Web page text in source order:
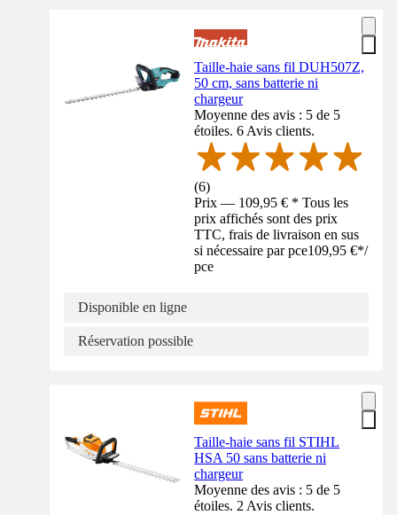
Taille-haie sans fil DUH507Z,
50 cm, sans batterie ni
chargeur
Moyenne des avis : 5 de 5
étoiles. 6 Avis clients.
(6)
Prix — 109,95 € * Tous les
prix affichés sont des prix
TTC, frais de livraison en sus
si nécessaire par pce109,95 €*/
pce
Disponible en ligne
Réservation possible
Taille-haie sans fil STIHL
HSA 50 sans batterie ni
chargeur
Moyenne des avis : 5 de 5
étoiles. 2 Avis clients.